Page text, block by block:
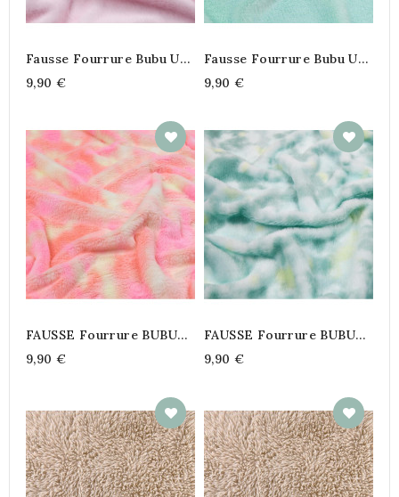
Fausse Fourrure Bubu Uni
Rose
9,90 €
Fausse Fourrure Bubu Uni
Menthe
9,90 €
FAUSSE Fourrure BUBU
Funny Pêche
9,90 €
FAUSSE Fourrure BUBU
Funny Menthe
9,90 €